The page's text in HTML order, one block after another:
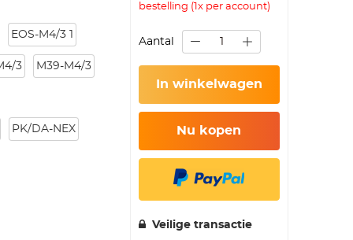
EOS-M4/3 1
3 M39-M4/3
PK/DA-NEX
bestelling (1x per account)
Aantal
In winkelwagen
Nu kopen
Veilige transactie